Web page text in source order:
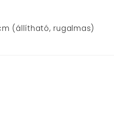
(állítható, rugalmas)